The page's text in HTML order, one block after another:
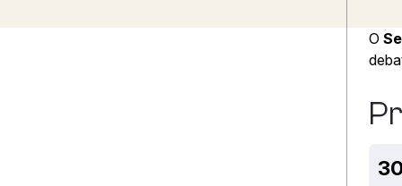
O